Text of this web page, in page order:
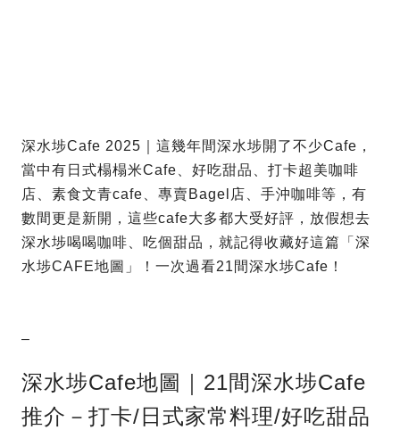
深水埗Cafe 2025｜這幾年間深水埗開了不少Cafe，
當中有日式榻榻米Cafe、好吃甜品、打卡超美咖啡
店、素食文青cafe、專賣Bagel店、手沖咖啡等，有
數間更是新開，這些cafe大多都大受好評，放假想去
深水埗喝喝咖啡、吃個甜品，就記得收藏好這篇「深
水埗CAFE地圖」！一次過看21間深水埗Cafe！
–
深水埗Cafe地圖｜21間深水埗Cafe
推介－打卡/日式家常料理/好吃甜品